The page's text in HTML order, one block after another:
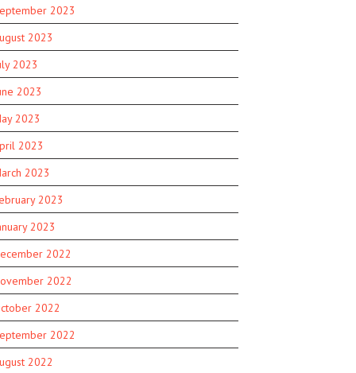
2023
2023
2023
2023
2023
2023
2023
2023
2023
2022
2022
2022
2022
2022